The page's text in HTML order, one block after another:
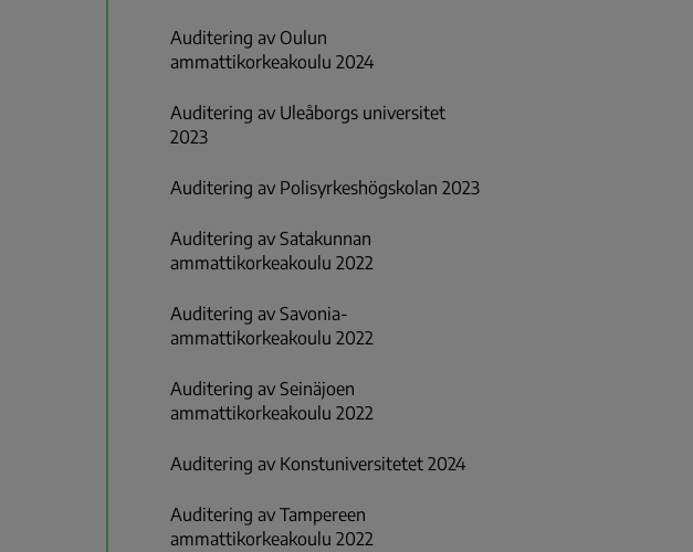
Auditering av Oulun
ammattikorkeakoulu 2024
Auditering av Uleåborgs universitet
2023
Auditering av Polisyrkeshögskolan 2023
Auditering av Satakunnan
ammattikorkeakoulu 2022
Auditering av Savonia-
ammattikorkeakoulu 2022
Auditering av Seinäjoen
ammattikorkeakoulu 2022
Auditering av Konstuniversitetet 2024
Auditering av Tampereen
ammattikorkeakoulu 2022